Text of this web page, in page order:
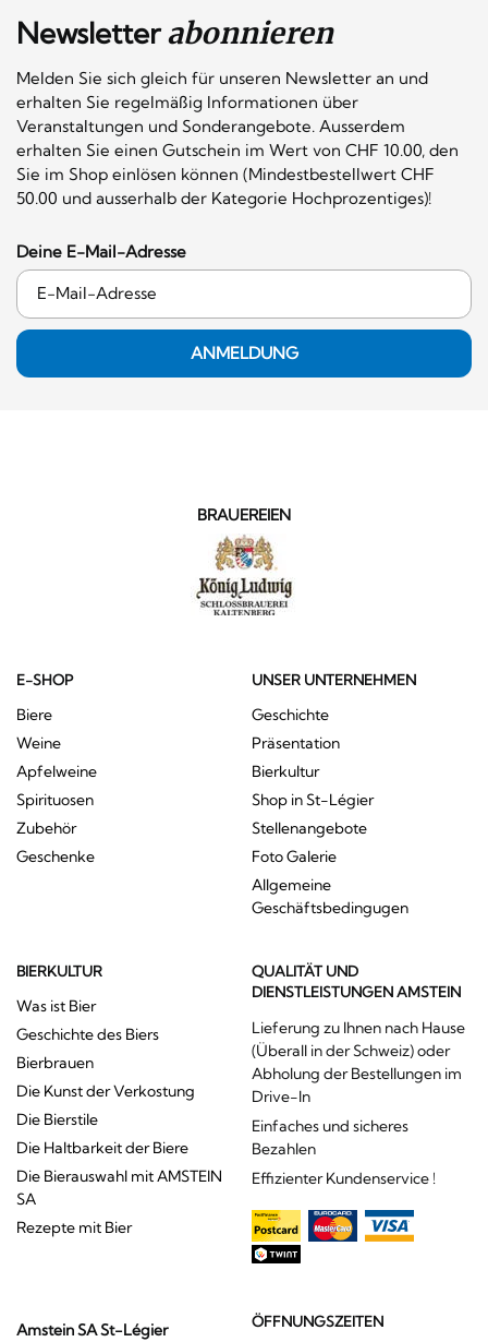
Newsletterabonnieren
Melden Sie sich gleich für unseren Newsletter an und
erhalten Sie regelmäßig Informationen über
Veranstaltungen und Sonderangebote. Ausserdem
erhalten Sie einen Gutschein im Wert von CHF 10.00, den
Sie im Shop einlösen können (Mindestbestellwert CHF
50.00 und ausserhalb der Kategorie Hochprozentiges)!
Deine E-Mail-Adresse
ANMELDUNG
BRAUEREIEN
E-SHOP
Biere
Weine
Apfelweine
Spirituosen
Zubehör
Geschenke
UNSER UNTERNEHMEN
Geschichte
Präsentation
Bierkultur
Shop in St-Légier
Stellenangebote
Foto Galerie
Allgemeine
Geschäftsbedingugen
BIERKULTUR
Was ist Bier
Geschichte des Biers
Bierbrauen
Die Kunst der Verkostung
Die Bierstile
Die Haltbarkeit der Biere
Die Bierauswahl mit AMSTEIN
SA
Rezepte mit Bier
QUALITÄT UND
DIENSTLEISTUNGEN AMSTEIN
Lieferung zu Ihnen nach Hause
(Überall in der Schweiz) oder
Abholung der Bestellungen im
Drive-In
Einfaches und sicheres
Bezahlen
Effizienter Kundenservice !
Amstein SA St-Légier
ÖFFNUNGSZEITEN